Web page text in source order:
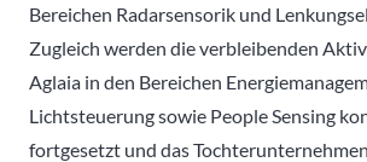
Bereichen Radarsensorik und
Zugleich werden die verbleibenden
Aglaia in den Bereichen
Lichtsteuerung sowie People Sensing
fortgesetzt und das